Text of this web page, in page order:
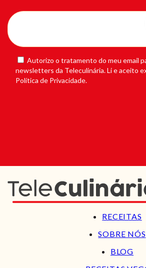
Autorizo o tratamento do meu email
newsletters da Teleculinária. Li e aceito
Política de Privacidade.
RECEITAS
SOBRE NÓS
BLOG